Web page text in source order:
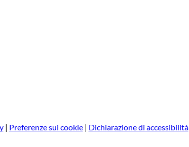
| Preferenze sui cookie| Dichiarazione di accessibilità